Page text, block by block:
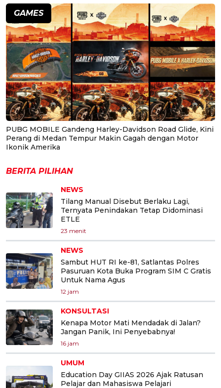
GAMES
PUBG MOBILE Gandeng Harley-Davidson Road Glide, Kini
Perang di Medan Tempur Makin Gagah dengan Motor
Ikonik Amerika
BERITA PILIHAN
NEWS
Tilang Manual Disebut Berlaku Lagi,
Ternyata Penindakan Tetap Didominasi
ETLE
23 menit
NEWS
Sambut HUT RI ke-81, Satlantas Polres
Pasuruan Kota Buka Program SIM C Gratis
Untuk Nama Agus
12 jam
KONSULTASI
Kenapa Motor Mati Mendadak di Jalan?
Jangan Panik, Ini Penyebabnya!
16 jam
UMUM
Education Day GIIAS 2026 Ajak Ratusan
Pelajar dan Mahasiswa Pelajari